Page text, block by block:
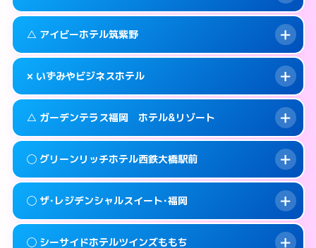
info このホテルの詳細ページを見る →
smartphone 092-605-3301
map 福岡市東区和白丘2-3-1
info このホテルの詳細ページを見る →
案内方法: 女性が直接お部屋まで伺います。
smartphone 092-603-2525
map 福岡市東区西戸崎18-25
info このホテルの詳細ページを見る →
案内方法:24:00以降はホテルの入り口で待ち
合わせ。
info このホテルの詳細ページを見る →
△ アイビーホテル筑紫野
案内方法:状況により派遣できません。
smartphone 092-920-2130
map 筑紫野市湯町1-14-3
info このホテルの詳細ページを見る →
× いずみやビジネスホテル
案内方法:
派遣できません。
smartphone 070-9034-6635
map 福岡市西区姪の浜4-15-9
info このホテルの詳細ページを見る →
△ ガーデンテラス福岡 ホテル&リゾート
案内方法: 状況により派遣できません。
smartphone 092-881-0067
map 福岡市西区小戸2-3-55
◯ グリーンリッチホテル西鉄大橋駅前
案内方法: 女性が直接お部屋まで伺います。
◯ ザ･レジデンシャルスイート･福岡
◯ シーサイドホテルツインズももち